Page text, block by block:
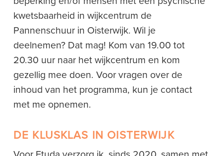
kwetsbaarheid in wijkcentrum de
Pannenschuur in Oisterwijk. Wil je
deelnemen? Dat mag! Kom van 19.00 tot
20.30 uur naar het wijkcentrum en kom
gezellig mee doen. Voor vragen over de
inhoud van het programma, kun je contact
met me opnemen.
DE KLUSKLAS IN OISTERWIJK